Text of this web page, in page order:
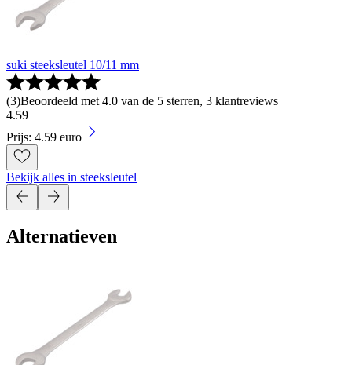
suki steeksleutel 10/11 mm
(3)Beoordeeld met 4.0 van de 5 sterren, 3 klantreviews
4.59
Prijs: 4.59 euro
Bekijk alles in steeksleutel
Alternatieven